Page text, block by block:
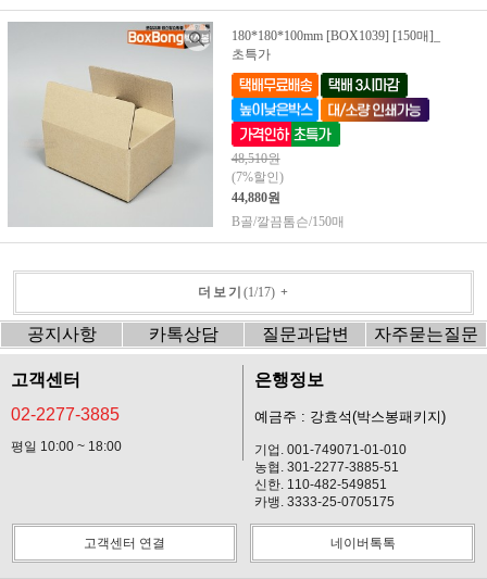
180*180*100mm [BOX1039] [150매]_
초특가
48,510원
(7%할인)
44,880원
B골/깔끔톰슨/150매
더보기 (1/17)+
공지사항 카톡상담 질문과답변 자주묻는질문
고객센터
02-2277-3885
평일 10:00 ~ 18:00
은행정보
예금주 : 강효석(박스봉패키지)
기업. 001-749071-01-010
농협. 301-2277-3885-51
신한. 110-482-549851
카뱅. 3333-25-0705175
고객센터 연결 네이버톡톡